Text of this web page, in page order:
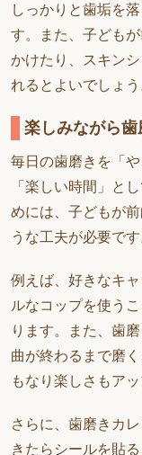
しっかりと歯垢を
す。また、子ども
かけたり、スキン
れるとよいでしょう
楽しみながら
毎日の歯磨きを「
「楽しい時間」と
めには、子どもが
うな工夫が必要です
例えば、好きなキ
ルなコップを使う
ります。また、歯
曲が終わるまで磨
もなり楽しさもアッ
さらに、歯磨きカ
きたらシールを貼